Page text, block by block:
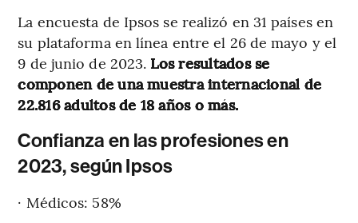
La encuesta de Ipsos se realizó en 31 países en
su plataforma en línea entre el 26 de mayo y el
9 de junio de 2023. Los resultados se
componen de una muestra internacional de
22.816 adultos de 18 años o más.
Confianza en las profesiones en
2023, según Ipsos
· Médicos: 58%